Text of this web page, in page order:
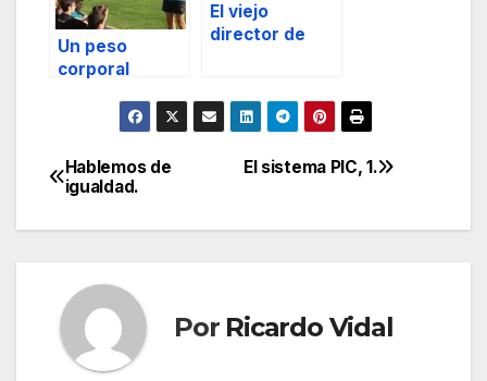
Un peso
corporal
primer paso
para un buen
entrenamiento
El viejo
director de
Navegación
de
El sistema PIC, 1.
Hablemos de
igualdad.
Por Ricardo Vidal